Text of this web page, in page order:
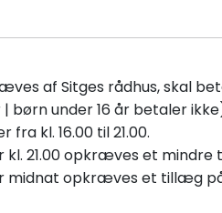
af Sitges rådhus, skal
under 16 år betaler
kl. 16.00 til 21.00.
kl. 21.00 opkræves et mindre
midnat opkræves et tillæg